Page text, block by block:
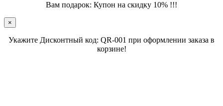
Вам подарок: Купон на скидку 10% !!!
×
Укажите Дисконтный код: QR-001 при оформлении заказа в
корзине!